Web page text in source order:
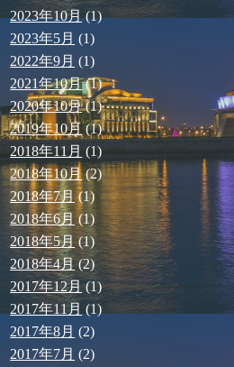
2023年10月(1)
2023年5月 (1)
2022年9月 (1)
2021年10月(1)
2020年10月(1)
2019年10月(1)
2018年11月 (1)
2018年10月(2)
2018年7月(1)
2018年6月(1)
2018年5月 (1)
2018年4月(2)
2017年12月(1)
2017年11月 (1)
2017年8月 (2)
2017年7月 (2)